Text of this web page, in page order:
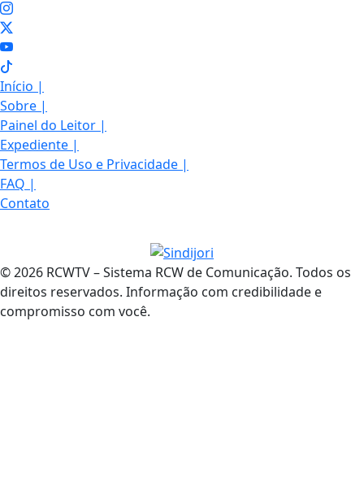
Início |
Sobre |
Painel do Leitor |
Expediente |
Termos de Uso e Privacidade |
FAQ |
Contato
© 2026 RCWTV – Sistema RCW de Comunicação. Todos os
direitos reservados. Informação com credibilidade e
compromisso com você.